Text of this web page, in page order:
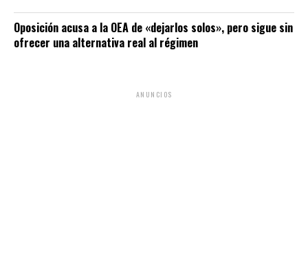
Oposición acusa a la OEA de «dejarlos solos», pero sigue sin
ofrecer una alternativa real al régimen
ANUNCIOS